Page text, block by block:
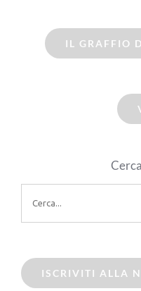
IL GRAFFIO
per:
ISCRIVITI ALLA